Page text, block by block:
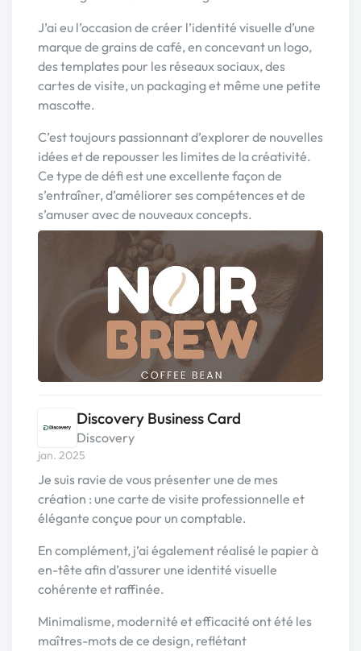
J’ai eu l’occasion de créer l’identité visuelle d’une
marque de grains de café, en concevant un logo,
des templates pour les réseaux sociaux, des
cartes de visite, un packaging et même une petite
mascotte.
C’est toujours passionnant d’explorer de nouvelles
idées et de repousser les limites de la créativité.
Ce type de défi est une excellente façon de
s’entraîner, d’améliorer ses compétences et de
s’amuser avec de nouveaux concepts.
Discovery Business Card
Discovery
jan. 2025
Je suis ravie de vous présenter une de mes
création : une carte de visite professionnelle et
élégante conçue pour un comptable.
En complément, j’ai également réalisé le papier à
en-tête afin d’assurer une identité visuelle
cohérente et raffinée.
Minimalisme, modernité et efficacité ont été les
maîtres-mots de ce design, reflétant